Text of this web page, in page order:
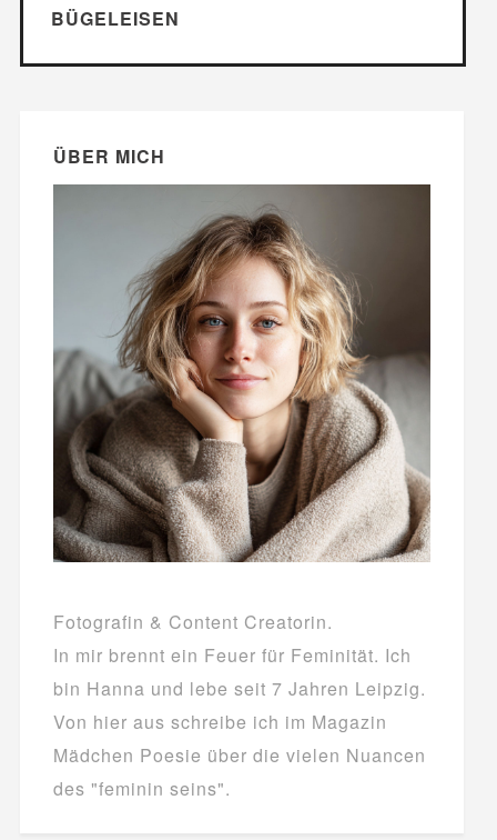
BÜGELEISEN
ÜBER MICH
Fotografin & Content Creatorin.
In mir brennt ein Feuer für Feminität. Ich
bin Hanna und lebe seit 7 Jahren Leipzig.
Von hier aus schreibe ich im Magazin
Mädchen Poesie über die vielen Nuancen
des "feminin seins".